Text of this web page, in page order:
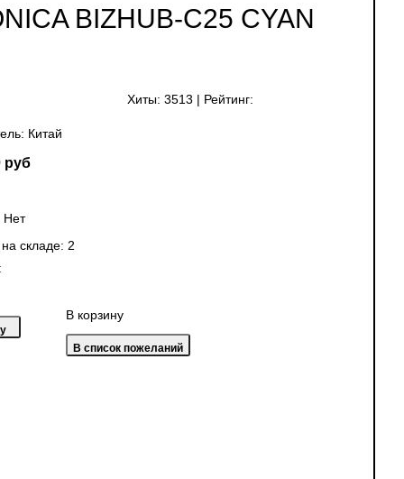
BIZHUB-C25 CYAN
Хиты: 3513 Рейтинг:
Китай
руб
Нет
складе: 2
В корзину